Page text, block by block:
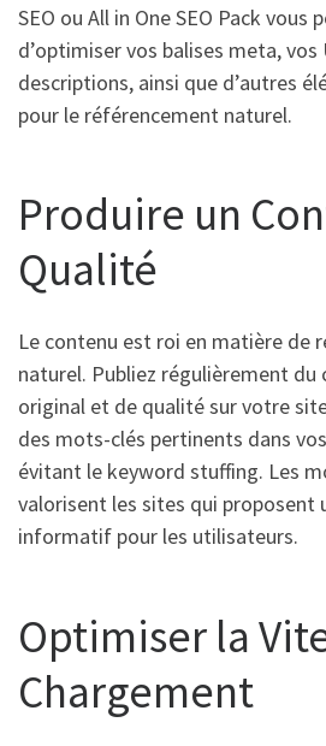
SEO ou All in One SEO Pack vous
d’optimiser vos balises meta,
descriptions, ainsi que d’autres
pour le référencement naturel.
Produire un
Qualité
Le contenu est roi en matière de
naturel. Publiez régulièrement
original et de qualité sur votre
des mots-clés pertinents dans
évitant le keyword stuffing. Les
valorisent les sites qui proposent
informatif pour les utilisateurs.
Optimiser la
Chargement